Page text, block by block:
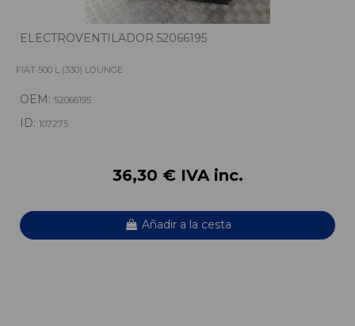
ELECTROVENTILADOR 52066195
FIAT 500 L (330) LOUNGE
OEM: 52066195
ID: 107275
36,30 € IVA inc.
Añadir a la cesta